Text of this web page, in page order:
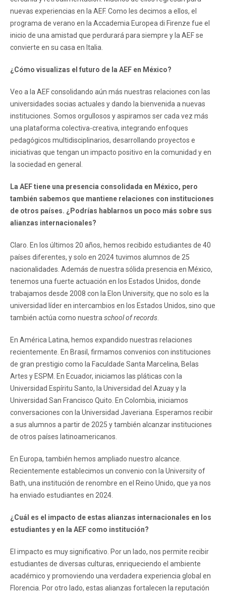
nuevas experiencias en la AEF. Como les decimos a ellos, el
programa de verano en la Accademia Europea di Firenze fue el
inicio de una amistad que perdurará para siempre y la AEF se
convierte en su casa en Italia.
¿Cómo visualizas el futuro de la AEF en México?
Veo a la AEF consolidando aún más nuestras relaciones con las
universidades socias actuales y dando la bienvenida a nuevas
instituciones. Somos orgullosos y aspiramos ser cada vez más
una plataforma colectiva-creativa, integrando enfoques
pedagógicos multidisciplinarios, desarrollando proyectos e
iniciativas que tengan un impacto positivo en la comunidad y en
la sociedad en general.
La AEF tiene una presencia consolidada en México, pero
también sabemos que mantiene relaciones con instituciones
de otros países. ¿Podrías hablarnos un poco más sobre sus
alianzas internacionales?
Claro. En los últimos 20 años, hemos recibido estudiantes de 40
países diferentes, y solo en 2024 tuvimos alumnos de 25
nacionalidades. Además de nuestra sólida presencia en México,
tenemos una fuerte actuación en los Estados Unidos, donde
trabajamos desde 2008 con la Elon University, que no solo es la
universidad líder en intercambios en los Estados Unidos, sino que
también actúa como nuestra school of records
En América Latina, hemos expandido nuestras relaciones
recientemente. En Brasil, firmamos convenios con instituciones
de gran prestigio como la Faculdade Santa Marcelina, Belas
Artes y ESPM. En Ecuador, iniciamos las pláticas con la
Universidad Espíritu Santo, la Universidad del Azuay y la
Universidad San Francisco Quito. En Colombia, iniciamos
conversaciones con la Universidad Javeriana. Esperamos recibir
a sus alumnos a partir de 2025 y también alcanzar instituciones
de otros países latinoamericanos.
En Europa, también hemos ampliado nuestro alcance.
Recientemente establecimos un convenio con la University of
Bath, una institución de renombre en el Reino Unido, que ya nos
ha enviado estudiantes en 2024.
¿Cuál es el impacto de estas alianzas internacionales en los
estudiantes y en la AEF como institución?
El impacto es muy significativo. Por un lado, nos permite recibir
estudiantes de diversas culturas, enriqueciendo el ambiente
académico y promoviendo una verdadera experiencia global en
Florencia. Por otro lado, estas alianzas fortalecen la reputación